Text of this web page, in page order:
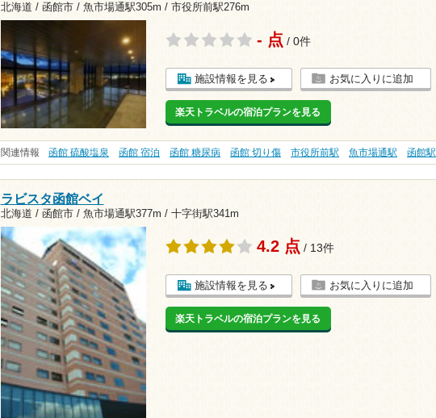
北海道 / 函館市 / 魚市場通駅305m / 市役所前駅276m
- 点 / 0件
施設情報を見る お気に入りに追加
楽天トラベルの宿泊プランを見る
関連情報 函館 硫酸塩泉 函館 宿泊 函館 糖尿病 函館 切り傷 市役所前駅 魚市場通駅 函館駅
ラビスタ函館ベイ
北海道 / 函館市 / 魚市場通駅377m / 十字街駅341m
4.2 点 / 13件
施設情報を見る お気に入りに追加
楽天トラベルの宿泊プランを見る